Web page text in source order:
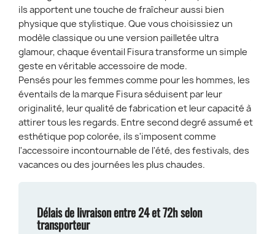
ils apportent une touche de fraîcheur aussi bien
physique que stylistique. Que vous choisissiez un
modèle classique ou une version pailletée ultra
glamour, chaque éventail Fisura transforme un simple
geste en véritable accessoire de mode.
Pensés pour les femmes comme pour les hommes, les
éventails de la marque Fisura séduisent par leur
originalité, leur qualité de fabrication et leur capacité à
attirer tous les regards. Entre second degré assumé et
esthétique pop colorée, ils s'imposent comme
l'accessoire incontournable de l'été, des festivals, des
vacances ou des journées les plus chaudes.
Délais de livraison entre 24 et 72h selon
transporteur